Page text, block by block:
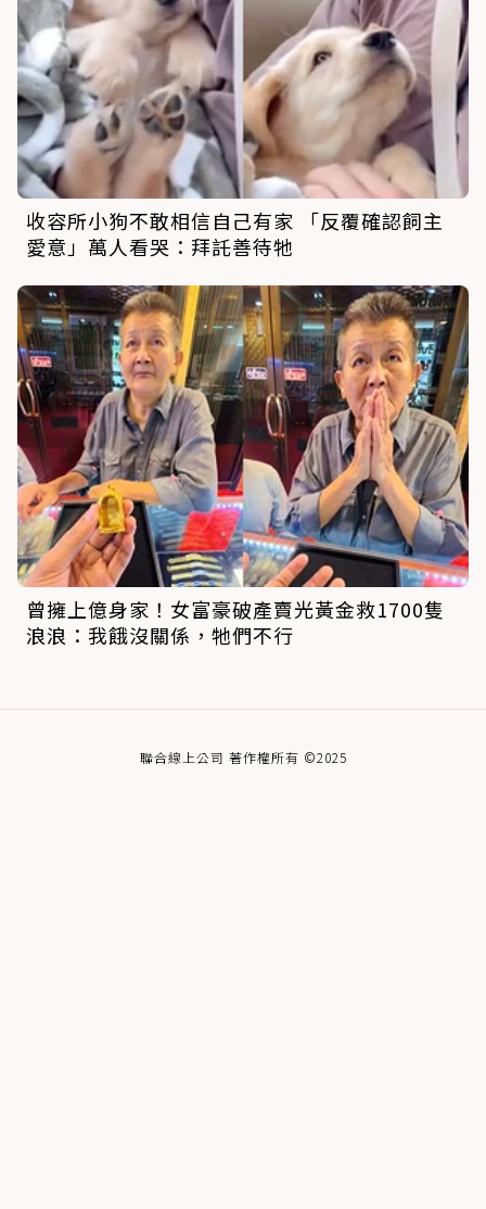
收容所小狗不敢相信自己有家 「反覆確認飼主
愛意」萬人看哭：拜託善待牠
曾擁上億身家！女富豪破產賣光黃金救1700隻
浪浪：我餓沒關係，牠們不行
聯合線上公司 著作權所有 ©2025